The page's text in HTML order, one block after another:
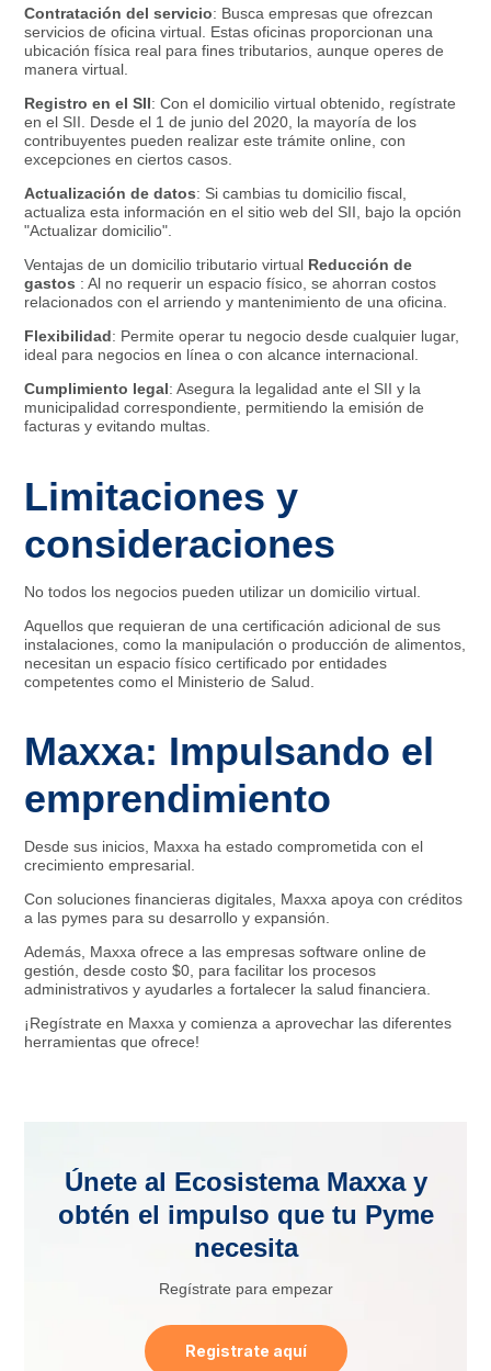
Contratación del servicio: Busca empresas que ofrezcan
servicios de oficina virtual. Estas oficinas proporcionan una
ubicación física real para fines tributarios, aunque operes de
manera virtual.
Registro en el SII: Con el domicilio virtual obtenido, regístrate
en el SII. Desde el 1 de junio del 2020, la mayoría de los
contribuyentes pueden realizar este trámite online, con
excepciones en ciertos casos.
Actualización de datos: Si cambias tu domicilio fiscal,
actualiza esta información en el sitio web del SII, bajo la opción
"Actualizar domicilio".
Ventajas de un domicilio tributario virtual Reducción de
gastos : Al no requerir un espacio físico, se ahorran costos
relacionados con el arriendo y mantenimiento de una oficina.
Flexibilidad: Permite operar tu negocio desde cualquier lugar,
ideal para negocios en línea o con alcance internacional.
Cumplimiento legal: Asegura la legalidad ante el SII y la
municipalidad correspondiente, permitiendo la emisión de
facturas y evitando multas.
Limitaciones y
consideraciones
No todos los negocios pueden utilizar un domicilio virtual.
Aquellos que requieran de una certificación adicional de sus
instalaciones, como la manipulación o producción de alimentos,
necesitan un espacio físico certificado por entidades
competentes como el Ministerio de Salud.
Maxxa: Impulsando el
emprendimiento
Desde sus inicios, Maxxa ha estado comprometida con el
crecimiento empresarial.
Con soluciones financieras digitales, Maxxa apoya con créditos
a las pymes para su desarrollo y expansión.
Además, Maxxa ofrece a las empresas software online de
gestión, desde costo $0, para facilitar los procesos
administrativos y ayudarles a fortalecer la salud financiera.
¡Regístrate en Maxxa y comienza a aprovechar las diferentes
herramientas que ofrece!
Únete al Ecosistema Maxxa y
obtén el impulso que tu Pyme
necesita
Regístrate para empezar
Registrate aquí